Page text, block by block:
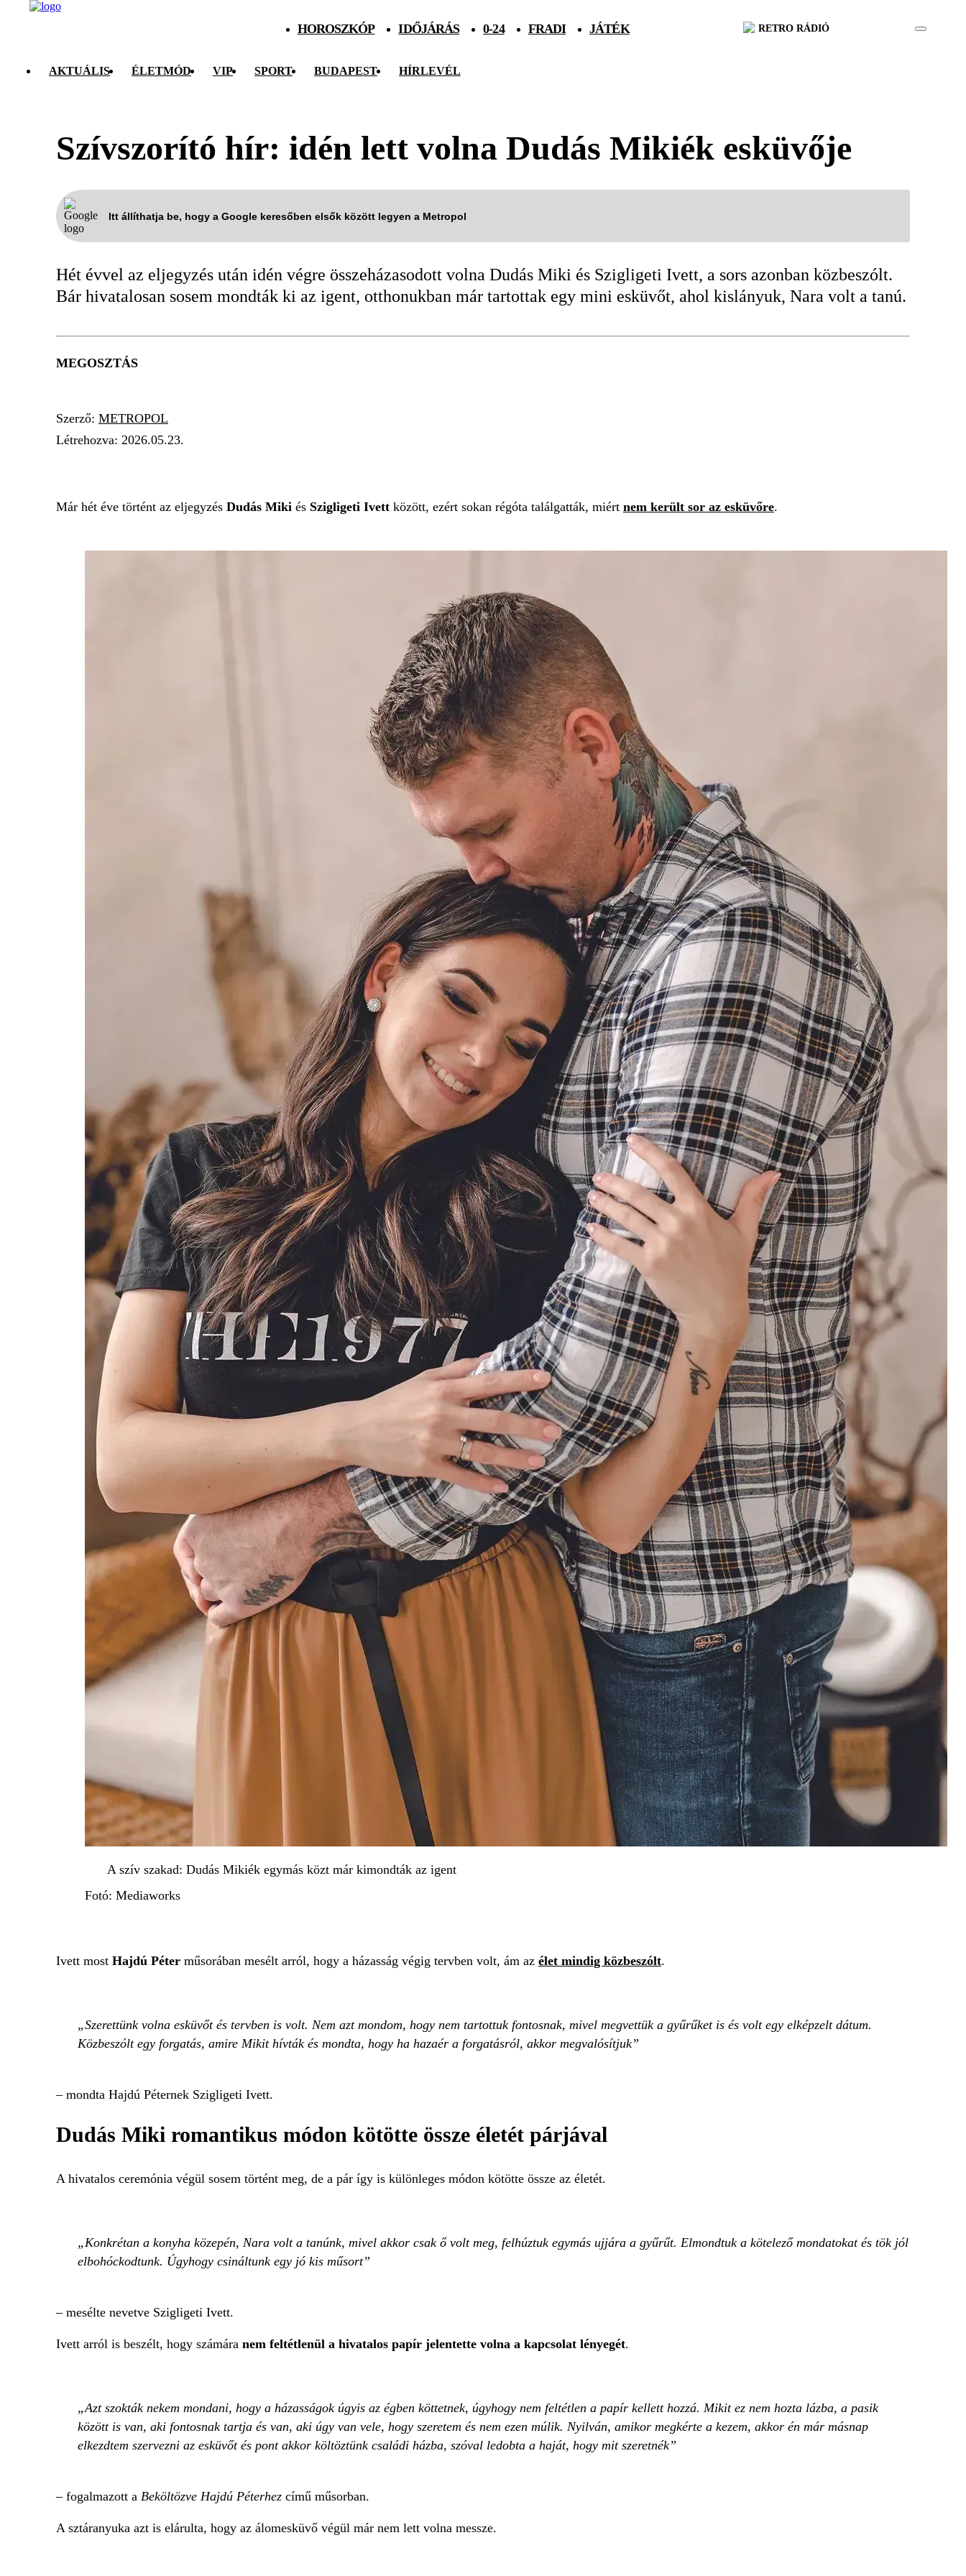
HOROSZKÓP IDŐJÁRÁS 0-24 FRADI JÁTÉK RETRO RÁDIÓ
AKTUÁLIS ÉLETMÓD VIP SPORT BUDAPEST HÍRLEVÉL
Szívszorító hír: idén lett volna Dudás Mikiék esküvője
Itt állíthatja be, hogy a Google keresőben elsők között legyen a Metropol
Hét évvel az eljegyzés után idén végre összeházasodott volna Dudás Miki és Szigligeti Ivett, a sors azonban közbeszólt.
Bár hivatalosan sosem mondták ki az igent, otthonukban már tartottak egy mini esküvőt, ahol kislányuk, Nara volt a tanú.
MEGOSZTÁS
Szerző: METROPOL
Létrehozva: 2026.05.23.
Már hét éve történt az eljegyzés Dudás Miki és Szigligeti Ivett között, ezért sokan régóta találgatták, miért nem került sor az esküvőre.
A szív szakad: Dudás Mikiék egymás közt már kimondták az igent
Fotó: Mediaworks
Ivett most Hajdú Péter műsorában mesélt arról, hogy a házasság végig tervben volt, ám az élet mindig közbeszólt.
Szerettünk volna esküvőt és tervben is volt. Nem azt mondom, hogy nem tartottuk fontosnak, mivel megvettük a gyűrűket is és volt egy elképzelt dátum.
Közbeszólt egy forgatás, amire Mikit hívták és mondta, hogy ha hazaér a forgatásról, akkor megvalósítjuk
– mondta Hajdú Péternek Szigligeti Ivett.
Dudás Miki romantikus módon kötötte össze életét párjával
A hivatalos ceremónia végül sosem történt meg, de a pár így is különleges módon kötötte össze az életét.
Konkrétan a konyha közepén, Nara volt a tanúnk, mivel akkor csak ő volt meg, felhúztuk egymás ujjára a gyűrűt. Elmondtuk a kötelező mondatokat és tök jól
elbohóckodtunk. Úgyhogy csináltunk egy jó kis műsort
– mesélte nevetve Szigligeti Ivett.
Ivett arról is beszélt, hogy számára nem feltétlenül a hivatalos papír jelentette volna a kapcsolat lényegét.
Azt szokták nekem mondani, hogy a házasságok úgyis az égben köttetnek, úgyhogy nem feltétlen a papír kellett hozzá. Mikit ez nem hozta lázba, a pasik
között is van, aki fontosnak tartja és van, aki úgy van vele, hogy szeretem és nem ezen múlik. Nyilván, amikor megkérte a kezem, akkor én már másnap
elkezdtem szervezni az esküvőt és pont akkor költöztünk családi házba, szóval ledobta a haját, hogy mit szeretnék
– fogalmazott a Beköltözve Hajdú Péterhez című műsorban.
A sztáranyuka azt is elárulta, hogy az álomesküvő végül már nem lett volna messze.